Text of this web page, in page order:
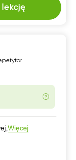
Więcej